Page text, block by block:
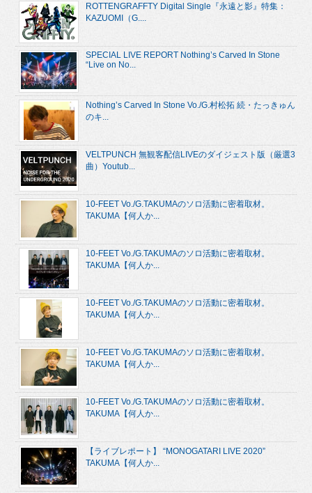
ROTTENGRAFFTY Digital Single『永遠と影』特集：
KAZUOMI（G....
SPECIAL LIVE REPORT Nothing’s Carved In Stone
“Live on No...
Nothing’s Carved In Stone Vo./G.村松拓 続・たっきゅん
のキ...
VELTPUNCH 無観客配信LIVEのダイジェスト版（厳選3
曲）Youtub...
10-FEET Vo./G.TAKUMAのソロ活動に密着取材。
TAKUMA【何人か...
10-FEET Vo./G.TAKUMAのソロ活動に密着取材。
TAKUMA【何人か...
10-FEET Vo./G.TAKUMAのソロ活動に密着取材。
TAKUMA【何人か...
10-FEET Vo./G.TAKUMAのソロ活動に密着取材。
TAKUMA【何人か...
10-FEET Vo./G.TAKUMAのソロ活動に密着取材。
TAKUMA【何人か...
【ライブレポート】 “MONOGATARI LIVE 2020”
TAKUMA【何人か...